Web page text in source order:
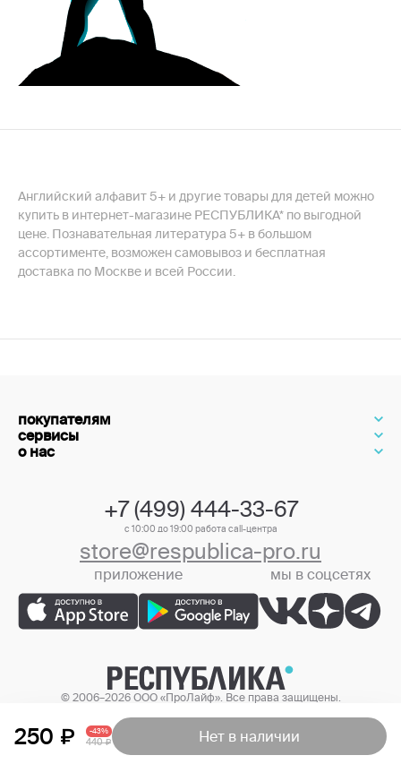
250 -43%
440 Нет в наличии
Английский алфавит 5+ и другие товары для детей можно
купить в интернет-магазине РЕСПУБЛИКА* по выгодной
цене. Познавательная литература 5+ в большом
ассортименте, возможен самовывоз и бесплатная
доставка по Москве и всей России.
покупателям
сервисы
о нас
+7 (499) 444-33-67
с 10:00 до 19:00 работа call-центра
store@respublica-pro.ru
приложение мы в соцсетях
© 2006–2026 ООО «ПроЛайф». Все права защищены.